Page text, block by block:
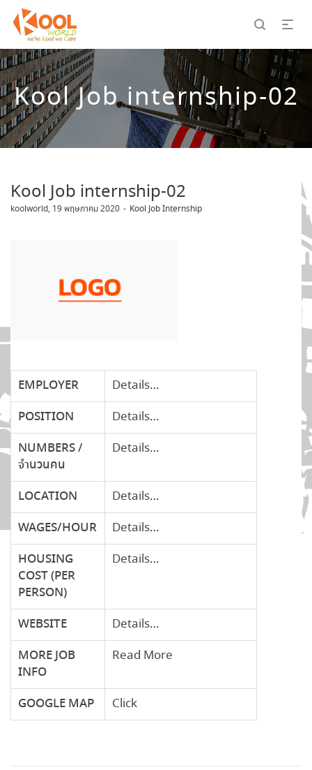
Kool Job internship-02
Kool Job internship-02
by
koolworld 19 พฤษภาคม 2020 Kool Job Internship
EMPLOYER
Details…
POSITION
Details…
NUMBERS /
จำนวนคน
Details…
LOCATION
Details…
WAGES/HOUR
Details…
HOUSING
COST(PER
PERSON)
Details…
WEBSITE
Details…
MORE JOB
INFO
Read More
GOOGLE MAP Click